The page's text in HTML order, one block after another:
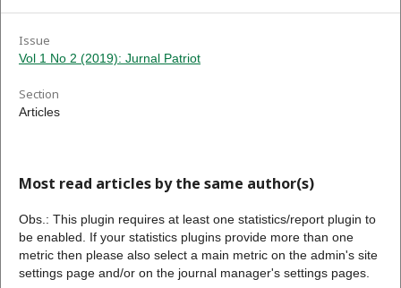
Issue
Vol 1 No 2 (2019): Jurnal Patriot
Section
Articles
Most read articles by the same author(s)
Obs.: This plugin requires at least one statistics/report plugin to
be enabled. If your statistics plugins provide more than one
metric then please also select a main metric on the admin's site
settings page and/or on the journal manager's settings pages.